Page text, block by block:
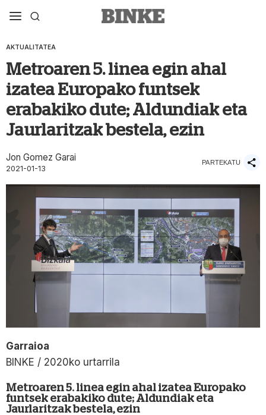
AKTUALITATEA
Metroaren 5. linea egin ahal
izatea Europako funtsek
erabakiko dute; Aldundiak eta
Jaurlaritzak bestela, ezin
Jon Gomez Garai
2021-01-13
PARTEKATU
Garraioa
BINKE / 2020ko urtarrila
Metroaren 5. linea egin ahal izatea Europako
funtsek erabakiko dute; Aldundiak eta
Jaurlaritzak bestela, ezin